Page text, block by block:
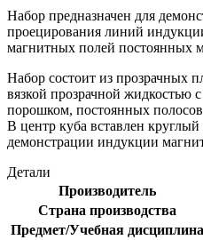
Набор предназначен для
проецирования линий
магнитных полей постоянных
Набор состоит из прозрачных
вязкой прозрачной жидкостью
порошком, постоянных
В центр куба вставлен
демонстрации индукции
Детали
Производитель
Страна производства
Предмет/Учебная дисциплина